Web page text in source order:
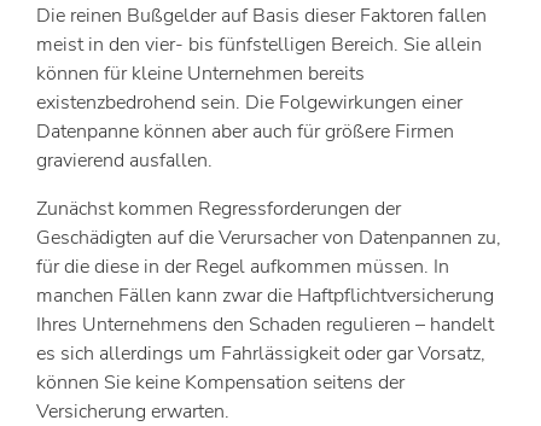
Die reinen Bußgelder auf Basis dieser Faktoren fallen
meist in den vier- bis fünfstelligen Bereich. Sie allein
können für kleine Unternehmen bereits
existenzbedrohend sein. Die Folgewirkungen einer
Datenpanne können aber auch für größere Firmen
gravierend ausfallen.
Zunächst kommen Regressforderungen der
Geschädigten auf die Verursacher von Datenpannen zu,
für die diese in der Regel aufkommen müssen. In
manchen Fällen kann zwar die Haftpflichtversicherung
Ihres Unternehmens den Schaden regulieren – handelt
es sich allerdings um Fahrlässigkeit oder gar Vorsatz,
können Sie keine Kompensation seitens der
Versicherung erwarten.